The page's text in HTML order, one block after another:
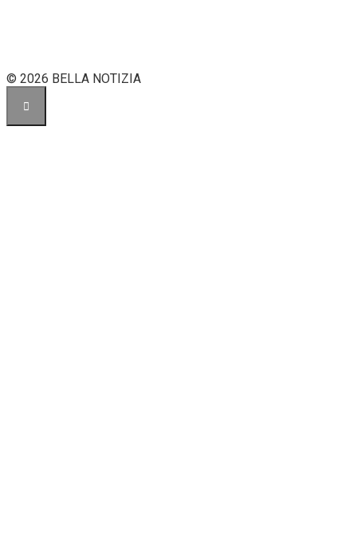
© 2026 BELLA NOTIZIA